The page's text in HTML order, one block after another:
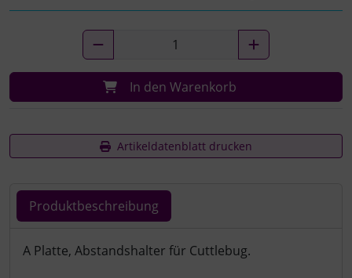
In den Warenkorb
Artikeldatenblatt drucken
Produktbeschreibung
Produktbeschreibung
A Platte, Abstandshalter für Cuttlebug.